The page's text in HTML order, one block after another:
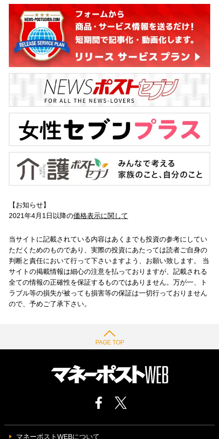
【お知らせ】
2021年4月1日以降の価格表示に関して
当サイトに記載されている内容はあくまでも投資の参考にしてい
ただくためのものであり、実際の投資にあたっては読者ご自身の
判断と責任において行って下さいますよう、お願い致します。 当
サイトの掲載情報は細心の注意を払っておりますが、記載される
全ての情報の正確性を保証するものではありません。万が一、ト
ラブル等の損失が被っても損害等の保証は一切行っておりません
ので、予めご了承下さい。
PAGE TOP
マネーポストWEBについて